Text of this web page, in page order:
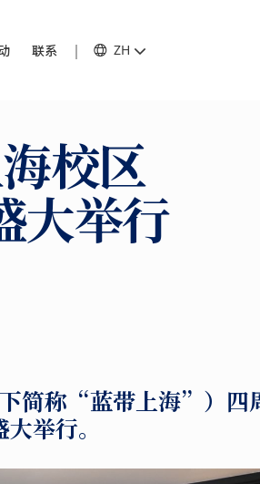
联系 ZH
校区
大举行
简称“蓝带上海”）四
举行。